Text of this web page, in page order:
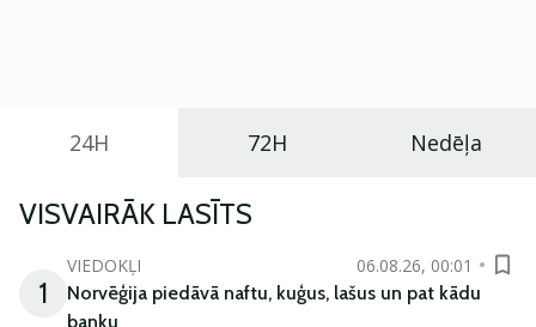
24H 72H Nedēļa
VISVAIRĀK LASĪTS
1
VIEDOKĻI
06.08.26, 00:01
Norvēģija piedāvā naftu, kuģus, lašus un pat kādu
banku